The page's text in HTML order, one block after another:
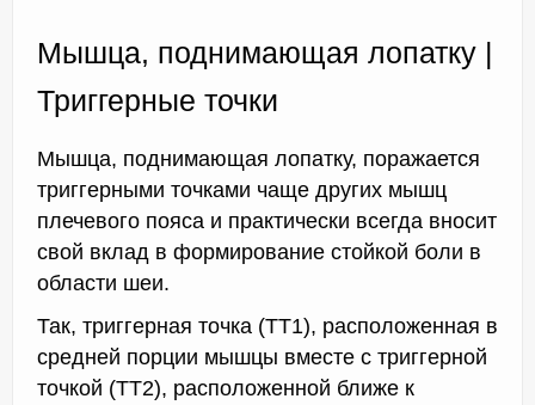
Мышца, поднимающая лопатку |
Триггерные точки
Мышца, поднимающая лопатку, поражается
триггерными точками чаще других мышц
плечевого пояса и практически всегда вносит
свой вклад в формирование стойкой боли в
области шеи.
Так, триггерная точка (ТТ1), расположенная в
средней порции мышцы вместе с триггерной
точкой (ТТ2), расположенной ближе к